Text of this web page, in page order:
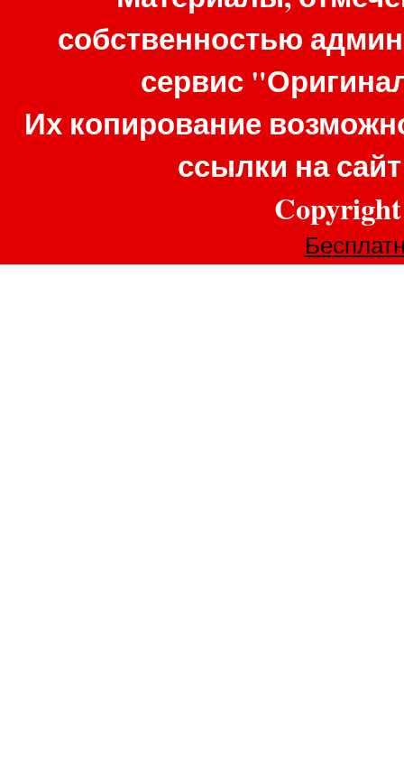
собственностью
сервис
Их копирование
ссылки на